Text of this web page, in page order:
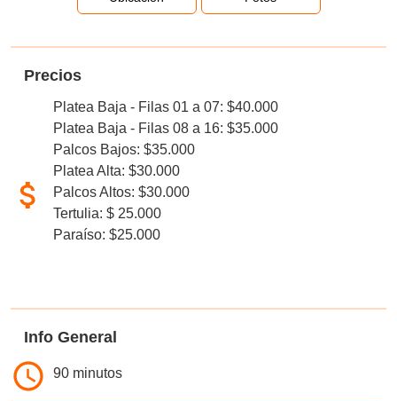
Precios
Platea Baja - Filas 01 a 07: $40.000
Platea Baja - Filas 08 a 16: $35.000
Palcos Bajos: $35.000
Platea Alta: $30.000
Palcos Altos: $30.000
Tertulia: $ 25.000
Paraíso: $25.000
Info General
90 minutos